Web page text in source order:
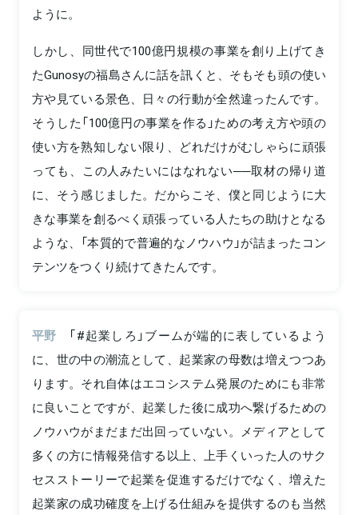
ように。
しかし、同世代で100億円規模の事業を創り上げてき
たGunosyの福島さんに話を訊くと、そもそも頭の使い
方や見ている景色、日々の行動が全然違ったんです。
そうした「100億円の事業を作る」ための考え方や頭の
使い方を熟知しない限り、どれだけがむしゃらに頑張
っても、この人みたいにはなれない──取材の帰り道
に、そう感じました。だからこそ、僕と同じように大
きな事業を創るべく頑張っている人たちの助けとなる
ような、「本質的で普遍的なノウハウ」が詰まったコン
テンツをつくり続けてきたんです。
平野
「#起業しろ」ブームが端的に表しているよう
に、世の中の潮流として、起業家の母数は増えつつあ
ります。それ自体はエコシステム発展のためにも非常
に良いことですが、起業した後に成功へ繋げるための
ノウハウがまだまだ出回っていない。メディアとして
多くの方に情報発信する以上、上手くいった人のサク
セスストーリーで起業を促進するだけでなく、増えた
起業家の成功確度を上げる仕組みを提供するのも当然